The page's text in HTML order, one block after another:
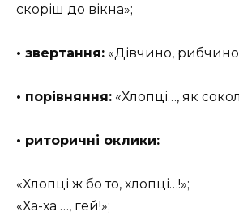
скоріш до вікна»;
• звертання: «Дівчино,
• порівняння: «Хлопці…, як
• риторичні оклики:
«Хлопці ж бо то, хлопці…!»;
«Ха-ха …, гей!»;